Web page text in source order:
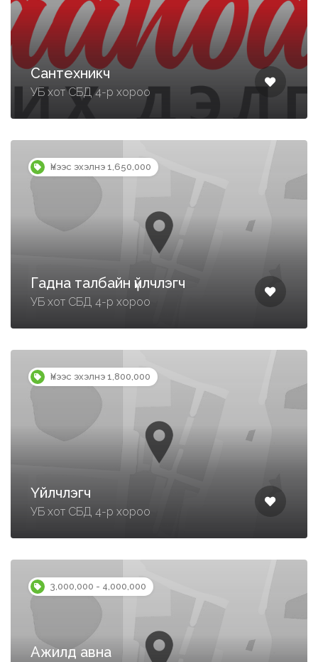
Сантехникч
УБ хот СБД 4-р хороо
Үнээс эхэлнэ 1,650,000
Гадна талбайн үйлчлэгч
УБ хот СБД 4-р хороо
Үнээс эхэлнэ 1,800,000
Үйлчлэгч
УБ хот СБД 4-р хороо
3,000,000 - 4,000,000
Ажилд авна